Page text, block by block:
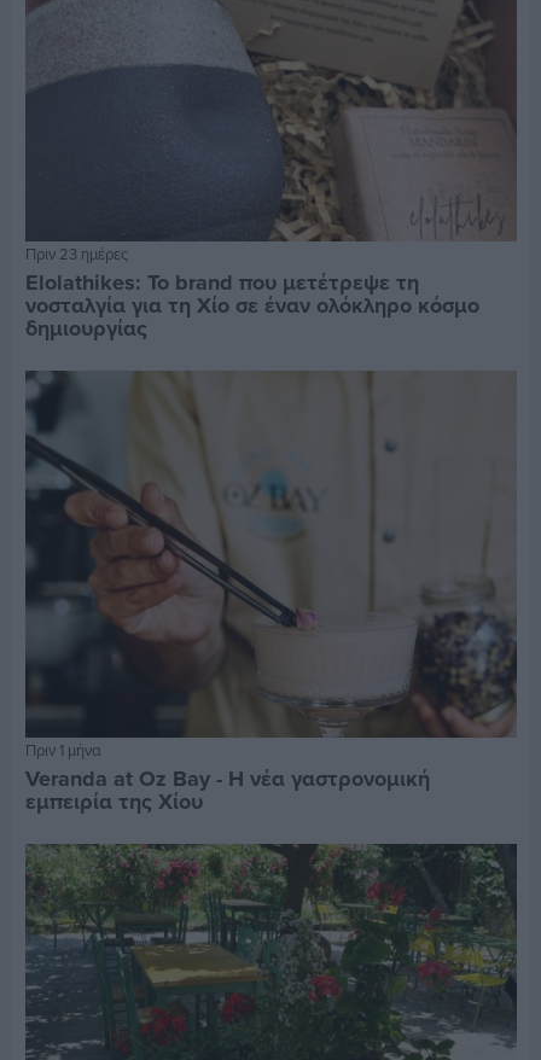
Πριν 23 ημέρες
Elolathikes: Το brand που μετέτρεψε τη
νοσταλγία για τη Χίο σε έναν ολόκληρο κόσμο
δημιουργίας
Πριν 1 μήνα
Veranda at Oz Bay - Η νέα γαστρονομική
εμπειρία της Χίου